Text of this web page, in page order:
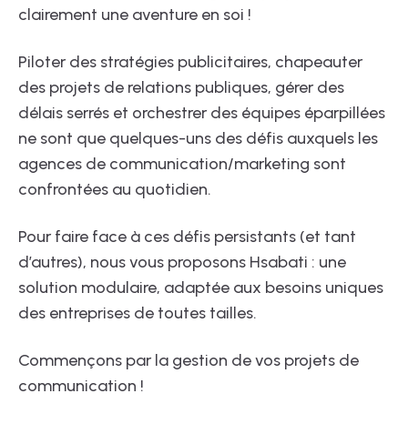
clairement une aventure en soi !
Piloter des stratégies publicitaires, chapeauter
des projets de relations publiques, gérer des
délais serrés et orchestrer des équipes éparpillées
ne sont que quelques-uns des défis auxquels les
agences de communication/marketing sont
confrontées au quotidien.
Pour faire face à ces défis persistants (et tant
d’autres), nous vous proposons Hsabati : une
solution modulaire, adaptée aux besoins uniques
des entreprises de toutes tailles.
Commençons par la gestion de vos projets de
communication !